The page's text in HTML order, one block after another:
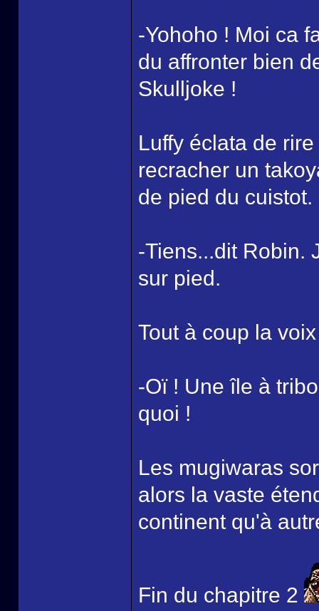
-Yohoho ! Moi ca
du affronter bien
Skulljoke !
Luffy éclata de
recracher un
de pied du cuistot.
-Tiens...dit Robin.
sur pied.
Tout à coup la
-Oï ! Une île à
quoi !
Les mugiwaras
alors la vaste
continent qu'à
Fin du chapitre 2